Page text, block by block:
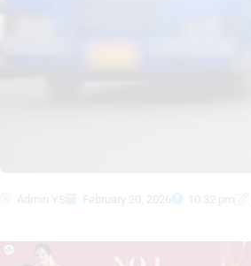
Admin YS February 20, 2026 10:32 pm